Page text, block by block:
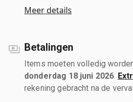
Meer details
Betalingen
Items moeten volledig
donderdag 18 juni 2026
rekening gebracht na de